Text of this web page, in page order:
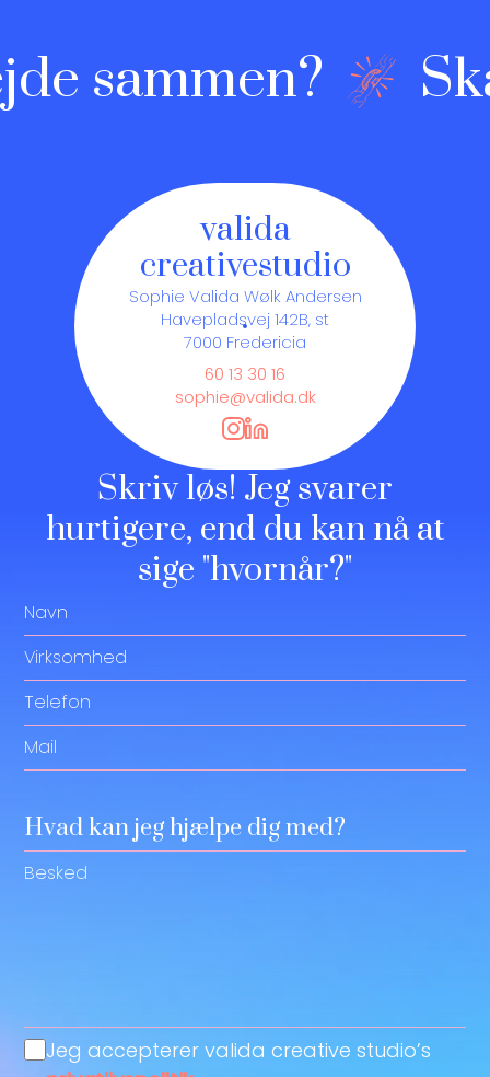
sammen?
valida
creativestudio
Sophie Valida Wølk Andersen
Havepladsvej 142B, st
7000 Fredericia
60 13 30 16
sophie@valida.dk
Skriv løs! Jeg svarer
hurtigere, end du kan nå at
sige "hvornår?"
Navn
Virksomhed
Telefon
Mail
Hvad kan jeg hjælpe dig med?
Besked
Jeg accepterer valida creative studio’s